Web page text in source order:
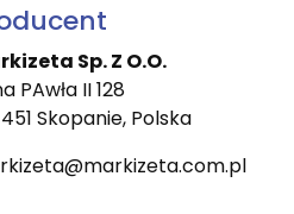
Sp. Z O.O.
PAwła II 128
Skopanie, Polska